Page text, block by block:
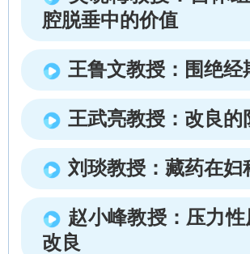
腔脱垂中的价值
王鲁文教授：围绝
王武亮教授：改良的
刘琰教授：藏药在
赵小峰教授：压力
改良